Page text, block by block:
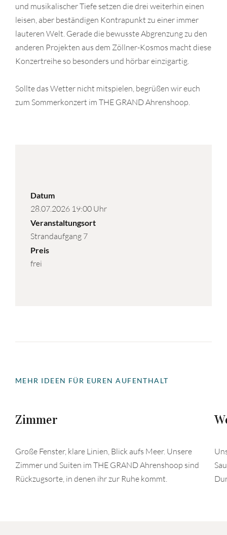
und musikalischer Tiefe setzen die drei weiterhin einen
leisen, aber beständigen Kontrapunkt zu einer immer
lauteren Welt. Gerade die bewusste Abgrenzung zu den
anderen Projekten aus dem Zöllner-Kosmos macht diese
Konzertreihe so besonders und hörbar einzigartig.
Sollte das Wetter nicht mitspielen, begrüßen wir euch
zum Sommerkonzert im THE GRAND Ahrenshoop.
Datum
28.07.2026 19:00 Uhr
Veranstaltungsort
Strandaufgang 7
Preis
frei
MEHR IDEEN FÜR EUREN AUFENTHALT
Zimmer
Große Fenster, klare Linien, Blick aufs Meer. Unsere
Zimmer und Suiten im THE GRAND Ahrenshoop sind
Rückzugsorte, in denen ihr zur Ruhe kommt.